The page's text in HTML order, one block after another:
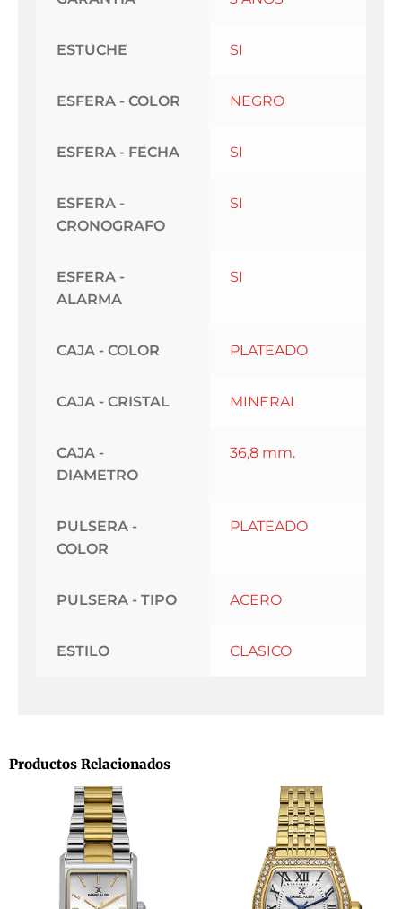
ESTUCHE SI
ESFERA - COLOR NEGRO
ESFERA - FECHA SI
ESFERA -
CRONOGRAFO
SI
ESFERA -
ALARMA
SI
CAJA - COLOR PLATEADO
CAJA - CRISTAL MINERAL
CAJA -
DIAMETRO
36,8 mm.
PULSERA -
COLOR
PLATEADO
PULSERA - TIPO ACERO
ESTILO CLASICO
Productos Relacionados